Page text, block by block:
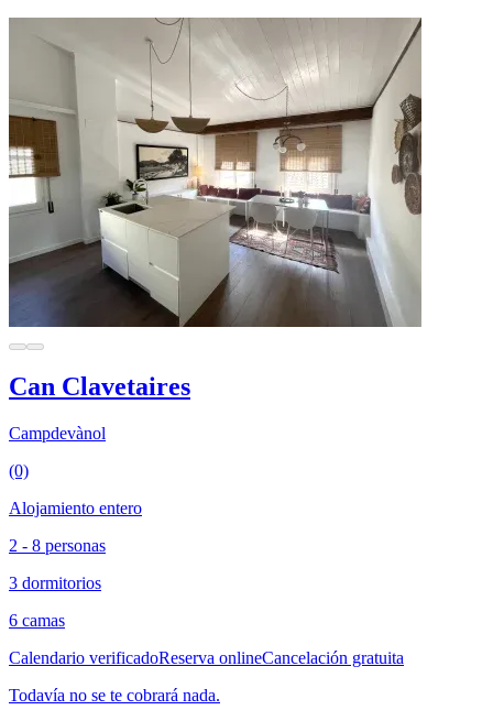
Can Clavetaires
Campdevànol
(0)
Alojamiento entero
2 - 8 personas
3 dormitorios
6 camas
Calendario verificadoReserva onlineCancelación gratuita
Todavía no se te cobrará nada.